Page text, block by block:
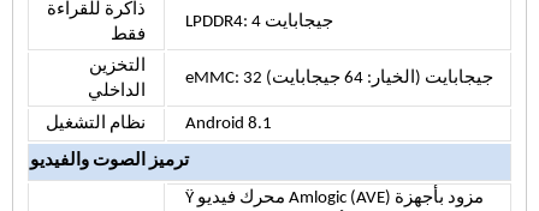
ذاكرة للقراءة
فقط
LPDDR4: 4 جيجابايت
التخزين
الداخلي
eMMC: 32 جيجابايت (الخيار: 64 جيجابايت)
نظام التشغيل Android 8.1
ترميز الصوت والفيديو
Ÿ محرك فيديو Amlogic (AVE) مزود بأجهزة